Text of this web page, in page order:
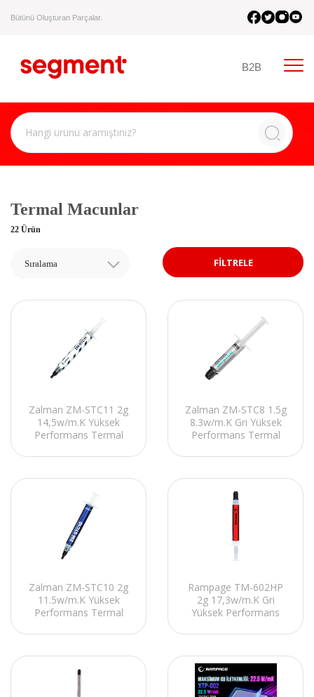
Bütünü Oluşturan Parçalar.
B2B
Termal Macunlar
FİLTRELE
22 Ürün
Sıralama
Zalman ZM-STC11 2g
14,5w/m.K Yüksek
Performans Termal
Zalman ZM-STC8 1.5g
8.3w/m.K Gri Yüksek
Performans Termal
Zalman ZM-STC10 2g
11.5w/m.K Yüksek
Performans Termal
Rampage TM-602HP
2g 17,3w/m.K Gri
Yüksek Performans